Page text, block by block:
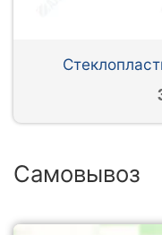
Самовывоз